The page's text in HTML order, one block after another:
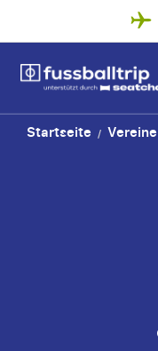
Startseite / Vereine